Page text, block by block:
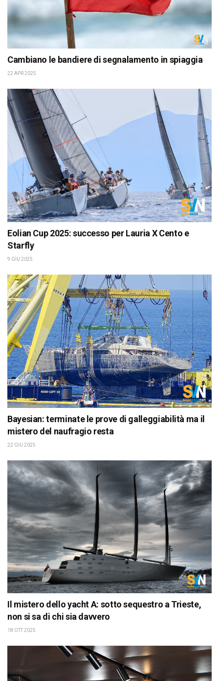
Cambiano le bandiere di segnalamento in spiaggia
22 APR 2025
Eolian Cup 2025: successo per Lauria X Cento e
Starfly
9 GIU 2025
Bayesian: terminate le prove di galleggiabilità ma il
mistero del naufragio resta
22 GIU 2025
Il mistero dello yacht A: sotto sequestro a Trieste,
non si sa di chi sia davvero
18 OTT 2025